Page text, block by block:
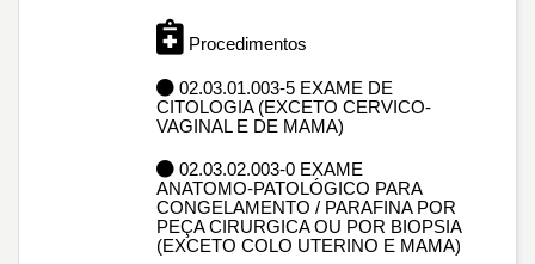
Procedimentos
02.03.01.003-5 EXAME DE
CITOLOGIA (EXCETO CERVICO-
VAGINAL E DE MAMA)
02.03.02.003-0 EXAME
ANATOMO-PATOLÓGICO PARA
CONGELAMENTO / PARAFINA POR
PEÇA CIRURGICA OU POR BIOPSIA
(EXCETO COLO UTERINO E MAMA)